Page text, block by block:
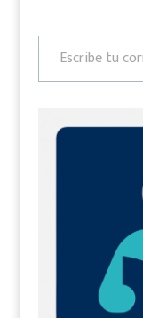
Escribe tu correo electrónico…